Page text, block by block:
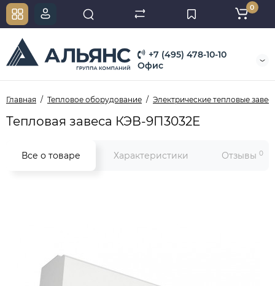
+7 (495) 478-10-10
Офис
0
Главная Тепловое оборудование Электрические тепловые
Тепловая завеса КЭВ-9П3032E
Все о товаре Характеристики Отзывы 0